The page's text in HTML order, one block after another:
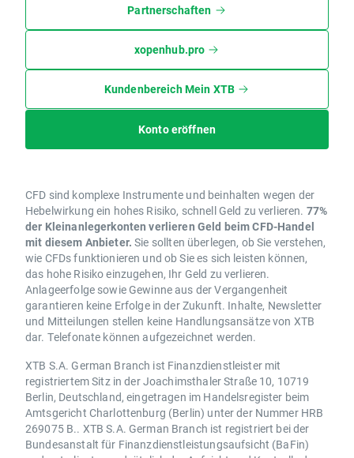
Partnerschaften
xopenhub.pro
Kundenbereich Mein XTB
Konto eröffnen
CFD sind komplexe Instrumente und beinhalten wegen der
Hebelwirkung ein hohes Risiko, schnell Geld zu verlieren. 77%
der Kleinanlegerkonten verlieren Geld beim CFD-Handel
mit diesem Anbieter. Sie sollten überlegen, ob Sie verstehen,
wie CFDs funktionieren und ob Sie es sich leisten können,
das hohe Risiko einzugehen, Ihr Geld zu verlieren.
Anlageerfolge sowie Gewinne aus der Vergangenheit
garantieren keine Erfolge in der Zukunft. Inhalte, Newsletter
und Mitteilungen stellen keine Handlungsansätze von XTB
dar. Telefonate können aufgezeichnet werden.
XTB S.A. German Branch ist Finanzdienstleister mit
registriertem Sitz in der Joachimsthaler Straße 10, 10719
Berlin, Deutschland, eingetragen im Handelsregister beim
Amtsgericht Charlottenburg (Berlin) unter der Nummer HRB
269075 B.. XTB S.A. German Branch ist registriert bei der
Bundesanstalt für Finanzdienstleistungsaufsicht (BaFin)